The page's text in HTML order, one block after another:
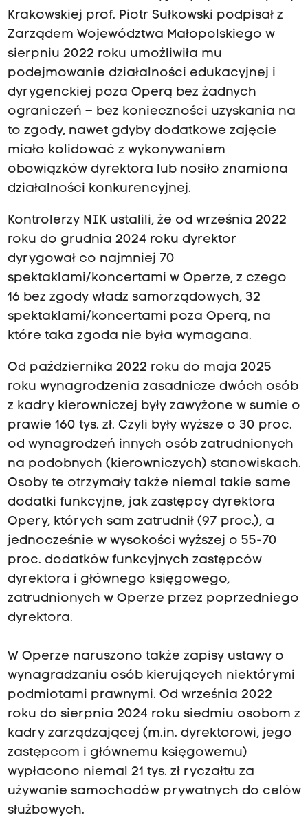
Krakowskiej prof. Piotr Sułkowski podpisał z
Zarządem Województwa Małopolskiego w
sierpniu 2022 roku umożliwiła mu
podejmowanie działalności edukacyjnej i
dyrygenckiej poza Operą bez żadnych
ograniczeń – bez konieczności uzyskania na
to zgody, nawet gdyby dodatkowe zajęcie
miało kolidować z wykonywaniem
obowiązków dyrektora lub nosiło znamiona
działalności konkurencyjnej.
Kontrolerzy NIK ustalili, że od września 2022
roku do grudnia 2024 roku dyrektor
dyrygował co najmniej 70
spektaklami/koncertami w Operze, z czego
16 bez zgody władz samorządowych, 32
spektaklami/koncertami poza Operą, na
które taka zgoda nie była wymagana.
Od października 2022 roku do maja 2025
roku wynagrodzenia zasadnicze dwóch osób
z kadry kierowniczej były zawyżone w sumie o
prawie 160 tys. zł. Czyli były wyższe o 30 proc.
od wynagrodzeń innych osób zatrudnionych
na podobnych (kierowniczych) stanowiskach.
Osoby te otrzymały także niemal takie same
dodatki funkcyjne, jak zastępcy dyrektora
Opery, których sam zatrudnił (97 proc.), a
jednocześnie w wysokości wyższej o 55-70
proc. dodatków funkcyjnych zastępców
dyrektora i głównego księgowego,
zatrudnionych w Operze przez poprzedniego
dyrektora.
W Operze naruszono także zapisy ustawy o
wynagradzaniu osób kierujących niektórymi
podmiotami prawnymi. Od września 2022
roku do sierpnia 2024 roku siedmiu osobom z
kadry zarządzającej (m.in. dyrektorowi, jego
zastępcom i głównemu księgowemu)
wypłacono niemal 21 tys. zł ryczałtu za
używanie samochodów prywatnych do celów
służbowych.